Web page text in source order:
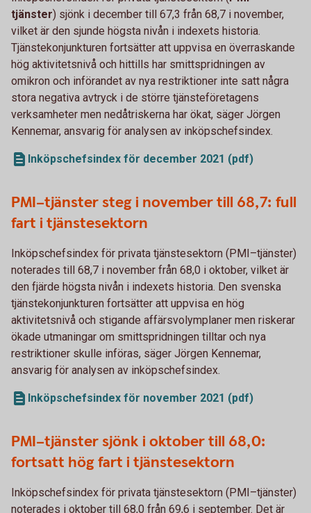
tjänster) sjönk i december till 67,3 från 68,7 i november,
vilket är den sjunde högsta nivån i indexets historia.
Tjänstekonjunkturen fortsätter att uppvisa en överraskande
hög aktivitetsnivå och hittills har smittspridningen av
omikron och införandet av nya restriktioner inte satt några
stora negativa avtryck i de större tjänsteföretagens
verksamheter men nedåtriskerna har ökat, säger Jörgen
Kennemar, ansvarig för analysen av inköpschefsindex.
Inköpschefsindex för december 2021 (pdf)
PMI–tjänster steg i november till 68,7: full
fart i tjänstesektorn
Inköpschefsindex för privata tjänstesektorn (PMI–tjänster)
noterades till 68,7 i november från 68,0 i oktober, vilket är
den fjärde högsta nivån i indexets historia. Den svenska
tjänstekonjunkturen fortsätter att uppvisa en hög
aktivitetsnivå och stigande affärsvolymplaner men riskerar
ökade utmaningar om smittspridningen tilltar och nya
restriktioner skulle införas, säger Jörgen Kennemar,
ansvarig för analysen av inköpschefsindex.
Inköpschefsindex för november 2021 (pdf)
PMI–tjänster sjönk i oktober till 68,0:
fortsatt hög fart i tjänstesektorn
Inköpschefsindex för privata tjänstesektorn (PMI–tjänster)
noterades i oktober till 68,0 från 69,6 i september. Det är